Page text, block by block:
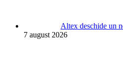
Altex deschide un
7 august 2026